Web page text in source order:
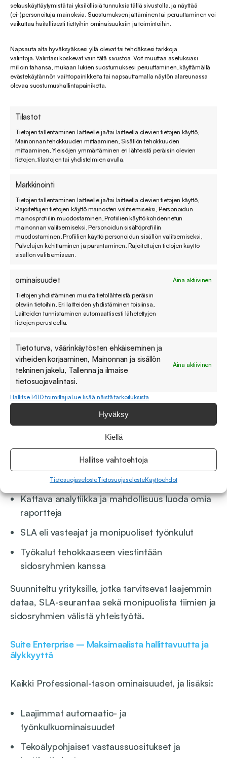
selauskäyttäytymistä tai yksilöllisiä tunnuksia tällä sivustolla, ja näyttää
(ei-)personoituja mainoksia. Suostumuksen jättäminen tai peruuttaminen voi
vaikuttaa haitallisesti tiettyihin ominaisuuksiin ja toimintoihin.
Napsauta alta hyväksyäksesi yllä olevat tai tehdäksesi tarkkoja
valintoja. Valintasi koskevat vain tätä sivustoa. Voit muuttaa asetuksiasi
milloin tahansa, mukaan lukien suostumuksesi peruuttaminen, käyttämällä
evästekäytännön vaihtopainikkeita tai napsauttamalla näytön alareunassa
olevaa suostumushallintapainiketta.
Tilastot
Tietojen tallentaminen laitteelle ja/tai laitteella olevien tietojen käyttö,
Mainonnan tehokkuuden mittaaminen, Sisällön tehokkuuden
mittaaminen, Yleisöjen ymmärtäminen eri lähteistä peräisin olevien
tietojen, tilastojen tai yhdistelmien avulla.
Markkinointi
Tietojen tallentaminen laitteelle ja/tai laitteella olevien tietojen käyttö,
Rajoitettujen tietojen käyttö mainosten valitsemiseksi, Personoidun
mainosprofiilin muodostaminen, Profiilien käyttö kohdennetun
mainonnan valitsemiseksi, Personoidun sisältöprofiilin
muodostaminen, Profiilien käyttö personoidun sisällön valitsemiseksi,
Palvelujen kehittäminen ja parantaminen, Rajoitettujen tietojen käyttö
sisällön valitsemiseen.
ominaisuudet
Aina aktiivinen
Tietojen yhdistäminen muista tietolähteistä peräisin
oleviin tietoihin, Eri laitteiden yhdistäminen toisiinsa,
Laitteiden tunnistaminen automaattisesti lähetettyjen
tietojen perusteella.
Tietoturva, väärinkäytösten ehkäiseminen ja
virheiden korjaaminen, Mainonnan ja sisällön
tekninen jakelu, Tallenna ja ilmaise
tietosuojavalintasi.
Aina aktiivinen
Hallitse 1410 toimittajiaLue lisää näistä tarkoituksista
Hyväksy
Kiellä
Hallitse vaihtoehtoja
TietosuojaselosteTietosuojaselosteKäyttöehdot
Tarjoaa olennaiset työkalut asiakaspalvelun
Tikettijärjestelmä sähköpostiin, puhelimeen,
chatiin ja pikaviestimille sekä sosiaaliseen
Perusraportointi ja mahdollisuus automatisoida
työnkulkuja kevyesti
Yksi ratkaisutietokanta ja siihen liittyvät
perustoiminnot
Sopii pienille tiimeille ja yrityksille, jotka ovat
aloittamassa monikanavaista asiakaspalvelua.
Suite Growth – Tehoa kasvavaan asiakaspalveluun
Kaikki Team-tason ominaisuudet, ja lisäksi:
Laajemmat automaatiotyökalut tehokkuuden
tueksi
Useita ratkaisutietokantoja laajemmalla
Mukautuvat ja asiakasta ohjaavat
yhteydenottolomakkeet
Ihanteellinen kasvaville yrityksille, jotka haluavat
tehostaa toimintaa ja panostaa itsepalveluun.
vaativampaan käyttöön
Kaikki Growth-tason ominaisuudet, ja lisäksi:
Kattava analytiikka ja mahdollisuus luoda omia
raportteja
SLA eli vasteajat ja monipuoliset työnkulut
Työkalut tehokkaaseen viestintään
sidosryhmien kanssa
Suunniteltu yrityksille, jotka tarvitsevat laajemmin
dataa, SLA-seurantaa sekä monipuolista tiimien ja
sidosryhmien välistä yhteistyötä.
Suite Enterprise – Maksimaalista hallittavuutta ja
älykkyyttä
Kaikki Professional-tason ominaisuudet, ja lisäksi:
Laajimmat automaatio- ja
työnkulkuominaisuudet
Tekoälypohjaiset vastaussuositukset ja